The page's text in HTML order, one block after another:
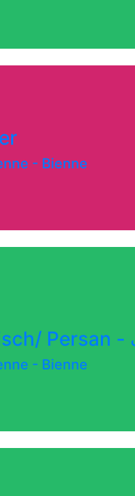
- Bienne
- Bienne